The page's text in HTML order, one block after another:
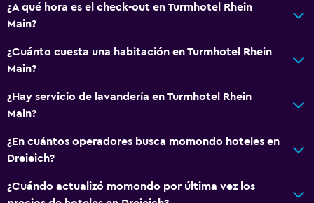
¿A qué hora es el check-out en Turmhotel Rhein
Main?
¿Cuánto cuesta una habitación en Turmhotel Rhein
Main?
¿Hay servicio de lavandería en Turmhotel Rhein
Main?
¿En cuántos operadores busca momondo hoteles en
Dreieich?
¿Cuándo actualizó momondo por última vez los